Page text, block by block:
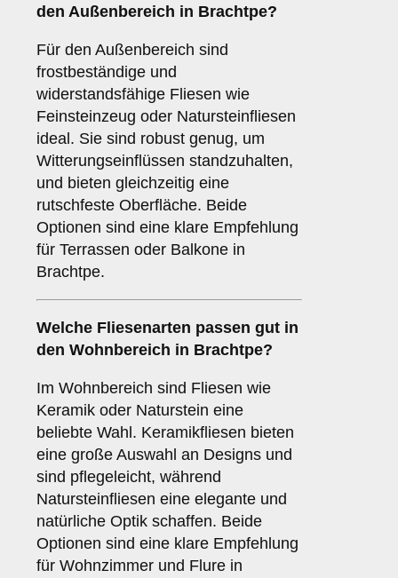
den Außenbereich in Brachtpe?
Für den Außenbereich sind
frostbeständige und
widerstandsfähige Fliesen wie
Feinsteinzeug oder Natursteinfliesen
ideal. Sie sind robust genug, um
Witterungseinflüssen standzuhalten,
und bieten gleichzeitig eine
rutschfeste Oberfläche. Beide
Optionen sind eine klare Empfehlung
für Terrassen oder Balkone in
Brachtpe.
Welche Fliesenarten passen gut in
den Wohnbereich in Brachtpe?
Im Wohnbereich sind Fliesen wie
Keramik oder Naturstein eine
beliebte Wahl. Keramikfliesen bieten
eine große Auswahl an Designs und
sind pflegeleicht, während
Natursteinfliesen eine elegante und
natürliche Optik schaffen. Beide
Optionen sind eine klare Empfehlung
für Wohnzimmer und Flure in